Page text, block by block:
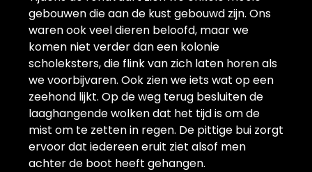
gebouwen die aan de kust gebouwd zijn. Ons
waren ook veel dieren beloofd, maar we
komen niet verder dan een kolonie
scholeksters, die flink van zich laten horen als
we voorbijvaren. Ook zien we iets wat op een
zeehond lijkt. Op de weg terug besluiten de
laaghangende wolken dat het tijd is om de
mist om te zetten in regen. De pittige bui zorgt
ervoor dat iedereen eruit ziet alsof men
achter de boot heeft gehangen.